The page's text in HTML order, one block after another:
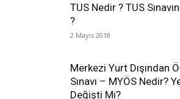
TUS Nedir ? TUS
?
2 Mayıs 2018
Merkezi Yurt Dışından
Sınavı – MYÖS Nedir?
Değişti Mi?